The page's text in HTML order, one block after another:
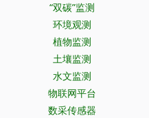
“双碳”监测
环境观测
植物监测
土壤监测
水文监测
物联网平台
数采传感器